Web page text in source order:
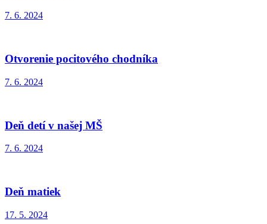
7. 6. 2024
Otvorenie pocitového chodníka
7. 6. 2024
Deň detí v našej MŠ
7. 6. 2024
Deň matiek
17. 5. 2024